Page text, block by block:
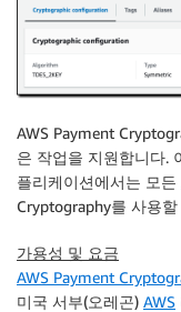
AWS Payment
은 작업을 지원합니다.
플리케이션에서는 모든
Cryptography를 사용
가용성 및 요금
AWS Payment
미국 서부(오레곤) AWS